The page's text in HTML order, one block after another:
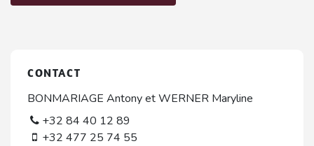
CONTACT
BONMARIAGE Antony et WERNER Maryline
+32 84 40 12 89
+32 477 25 74 55